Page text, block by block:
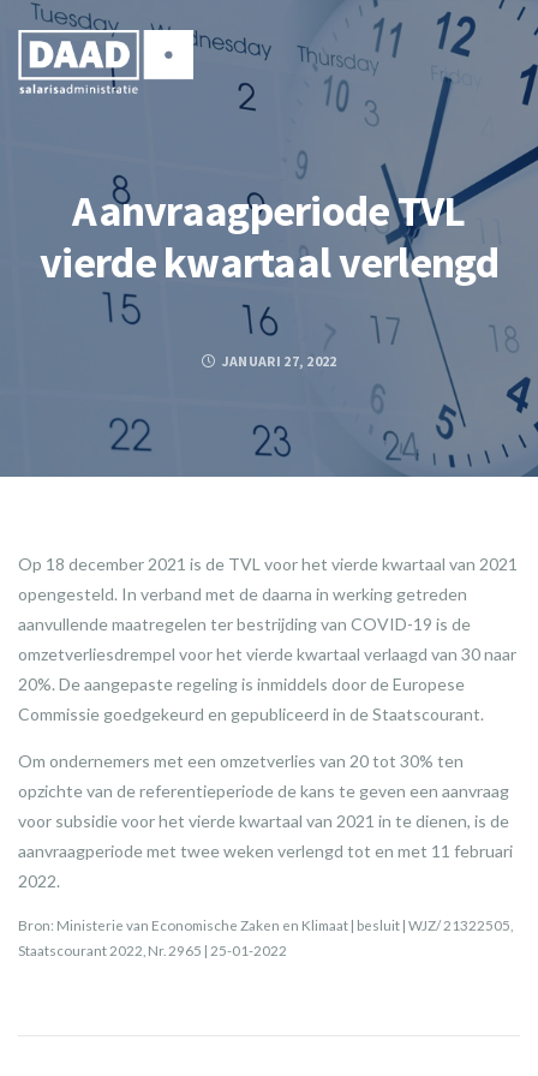
Aanvraagperiode TVL
vierde kwartaal verlengd
JANUARI 27, 2022
Op 18 december 2021 is de TVL voor het vierde kwartaal van 2021
opengesteld. In verband met de daarna in werking getreden
aanvullende maatregelen ter bestrijding van COVID-19 is de
omzetverliesdrempel voor het vierde kwartaal verlaagd van 30 naar
20%. De aangepaste regeling is inmiddels door de Europese
Commissie goedgekeurd en gepubliceerd in de Staatscourant.
Om ondernemers met een omzetverlies van 20 tot 30% ten
opzichte van de referentieperiode de kans te geven een aanvraag
voor subsidie voor het vierde kwartaal van 2021 in te dienen, is de
aanvraagperiode met twee weken verlengd tot en met 11 februari
2022.
Bron: Ministerie van Economische Zaken en Klimaat | besluit | WJZ/ 21322505,
Staatscourant 2022, Nr. 2965 | 25-01-2022